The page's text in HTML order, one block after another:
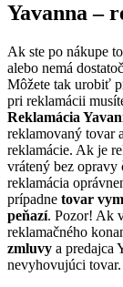
Yavanna –
Ak ste po nákupe
alebo nemá
Môžete tak urobiť
pri reklamácii
Reklamácia
reklamovaný tovar
reklamácie. Ak je
vrátený bez opravy
reklamácia
prípadne tovar
peňazí. Pozor! Ak
reklamačného
zmluvy a predajca
nevyhovujúci tovar.